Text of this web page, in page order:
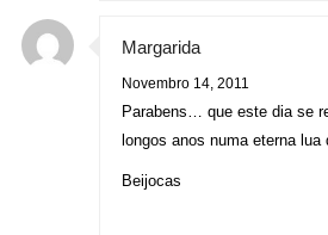
Margarida
Novembro 14, 2011
Parabens… que este dia se
longos anos numa eterna
Beijocas